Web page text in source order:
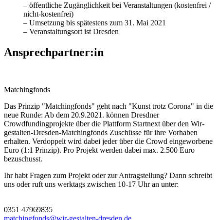
– öffentliche Zugänglichkeit bei Veranstaltungen (kostenfrei /
nicht-kostenfrei)
– Umsetzung bis spätestens zum 31. Mai 2021
– Veranstaltungsort ist Dresden
Ansprechpartner:in
Matchingfonds
Das Prinzip "Matchingfonds" geht nach "Kunst trotz Corona" in die
neue Runde: Ab dem 20.9.2021. können Dresdner
Crowdfundingprojekte über die Plattform Startnext über den Wir-
gestalten-Dresden-Matchingfonds Zuschüsse für ihre Vorhaben
erhalten. Verdoppelt wird dabei jeder über die Crowd eingeworbene
Euro (1:1 Prinzip). Pro Projekt werden dabei max. 2.500 Euro
bezuschusst.
Ihr habt Fragen zum Projekt oder zur Antragstellung? Dann schreibt
uns oder ruft uns werktags zwischen 10-17 Uhr an unter:
0351 47969835
matchingfonds@wir-gestalten-dresden.de